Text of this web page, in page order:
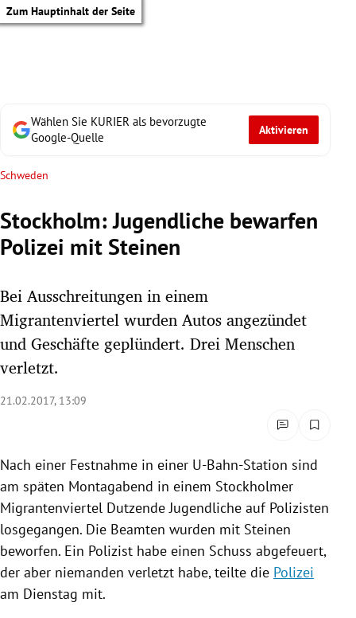
Zum Hauptinhalt der Seite
Untermenü
Untermenü
Untermenü
Untermenü
Untermenü
Untermenü
Untermenü
Wählen Sie KURIER als bevorzugte
Google-Quelle
Aktivieren
Schweden
Stockholm: Jugendliche bewarfen
Polizei mit Steinen
Bei Ausschreitungen in einem
Migrantenviertel wurden Autos angezündet
und Geschäfte geplündert. Drei Menschen
verletzt.
21.02.2017, 13:09
Nach einer Festnahme in einer U-Bahn-Station sind
am späten Montagabend in einem Stockholmer
Migrantenviertel Dutzende Jugendliche auf Polizisten
losgegangen. Die Beamten wurden mit Steinen
beworfen. Ein Polizist habe einen Schuss abgefeuert,
der aber niemanden verletzt habe, teilte die Polizei
am Dienstag mit.